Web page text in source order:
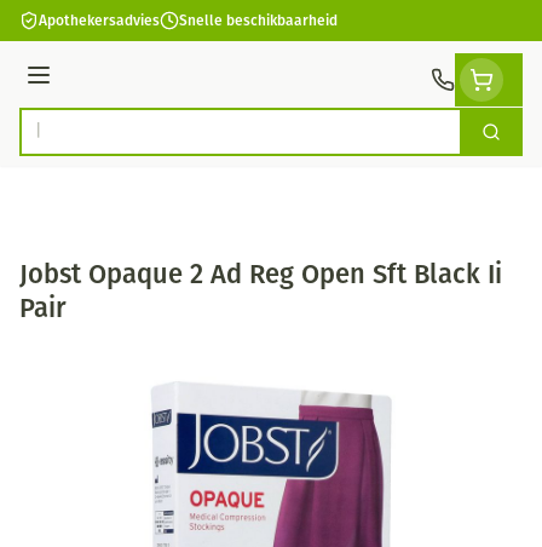
Ga naar de inhoud
Apothekersadvies Snelle beschikbaarheid
Menu
Product, merk, categorie... Zoek
Jobst Opaque 2 Ad Reg Open Sft Black Ii
Pair